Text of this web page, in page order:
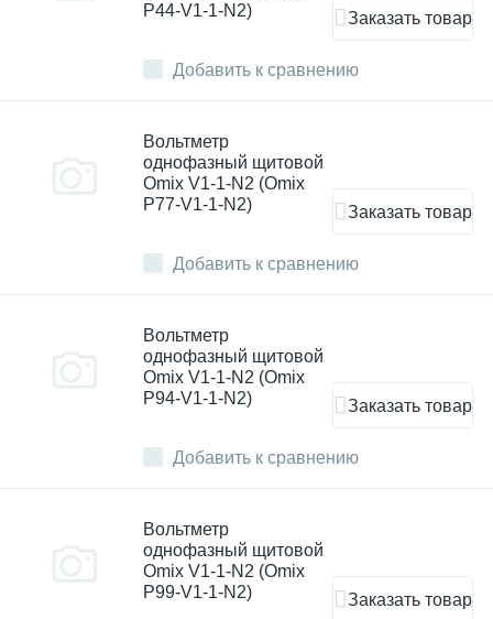
Добавить к сравнению
P44-V1-1-N2)
Заказать товар
Добавить к сравнению
Вольтметр
однофазный щитовой
Omix V1-1-N2 (Omix
P77-V1-1-N2)
Заказать товар
Добавить к сравнению
Вольтметр
однофазный щитовой
Omix V1-1-N2 (Omix
P94-V1-1-N2)
Заказать товар
Вольтметр
однофазный щитовой
Omix V1-1-N2 (Omix
P99-V1-1-N2)
Заказать товар